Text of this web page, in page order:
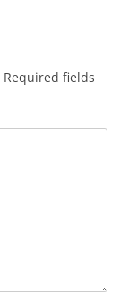
Required fields